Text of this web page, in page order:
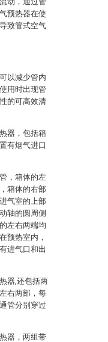
预热器在使
致管式空气
以减少管内
用时出现管
的可高效清
器，包括箱
有烟气进口
，箱体的左
箱体的右部
气室的上部
轴的圆周侧
左右两端均
预热室内，
进气口和出
器,还包括两
右两部，每
管分别穿过
器，两组带